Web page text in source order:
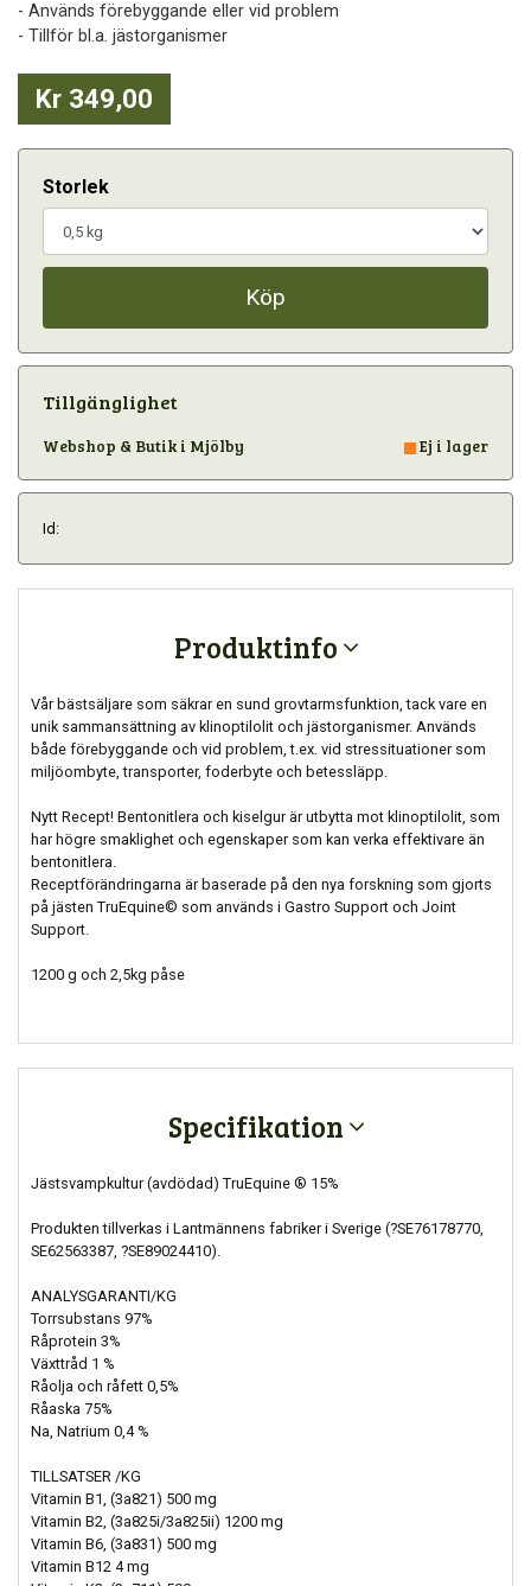
- Används förebyggande eller vid problem
- Tillför bl.a. jästorganismer
Kr 349,00
Storlek
Köp
Tillgänglighet
Webshop & Butik i Mjölby Ej i lager
Id:
Produktinfo
Vår bästsäljare som säkrar en sund grovtarmsfunktion, tack vare en
unik sammansättning av klinoptilolit och jästorganismer. Används
både förebyggande och vid problem, t.ex. vid stressituationer som
miljöombyte, transporter, foderbyte och betessläpp.
Nytt Recept! Bentonitlera och kiselgur är utbytta mot klinoptilolit, som
har högre smaklighet och egenskaper som kan verka effektivare än
bentonitlera.
Receptförändringarna är baserade på den nya forskning som gjorts
på jästen TruEquine© som används i Gastro Support och Joint
Support.
1200 g och 2,5kg påse
Specifikation
Jästsvampkultur (avdödad) TruEquine ® 15%
Produkten tillverkas i Lantmännens fabriker i Sverige (?SE76178770,
SE62563387, ?SE89024410).
ANALYSGARANTI/KG
Torrsubstans 97%
Råprotein 3%
Växttråd 1 %
Råolja och råfett 0,5%
Råaska 75%
Na, Natrium 0,4 %
TILLSATSER /KG
Vitamin B1, (3a821) 500 mg
Vitamin B2, (3a825i/3a825ii) 1200 mg
Vitamin B6, (3a831) 500 mg
Vitamin B12 4 mg